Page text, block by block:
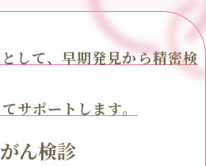
して、早期発見から精密検
サポートします。
ん検診